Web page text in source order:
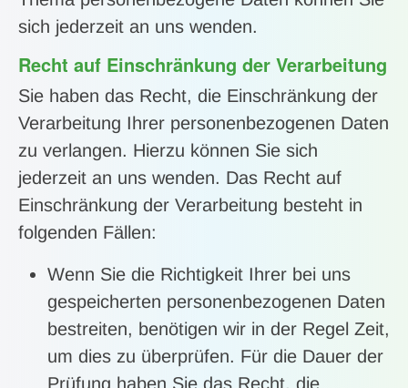
sich jederzeit an uns wenden.
Recht auf Einschränkung der Verarbeitung
Sie haben das Recht, die Einschränkung der
Verarbeitung Ihrer personenbezogenen Daten
zu verlangen. Hierzu können Sie sich
jederzeit an uns wenden. Das Recht auf
Einschränkung der Verarbeitung besteht in
folgenden Fällen:
Wenn Sie die Richtigkeit Ihrer bei uns
gespeicherten personenbezogenen Daten
bestreiten, benötigen wir in der Regel Zeit,
um dies zu überprüfen. Für die Dauer der
Prüfung haben Sie das Recht, die